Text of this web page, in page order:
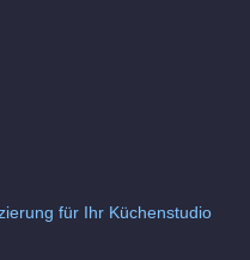
für Ihr Küchenstudio